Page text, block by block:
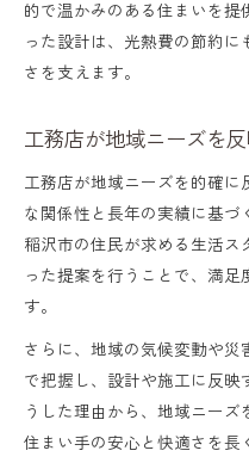
的で温かみのある住まいを
った設計は、光熱費の節約
さを支えます。
工務店が地域ニーズを
工務店が地域ニーズを的確
な関係性と長年の実績に基
稲沢市の住民が求める生活
った提案を行うことで、満
す。
さらに、地域の気候変動や
で把握し、設計や施工に反映
うした理由から、地域ニーズ
住まい手の安心と快適さを長